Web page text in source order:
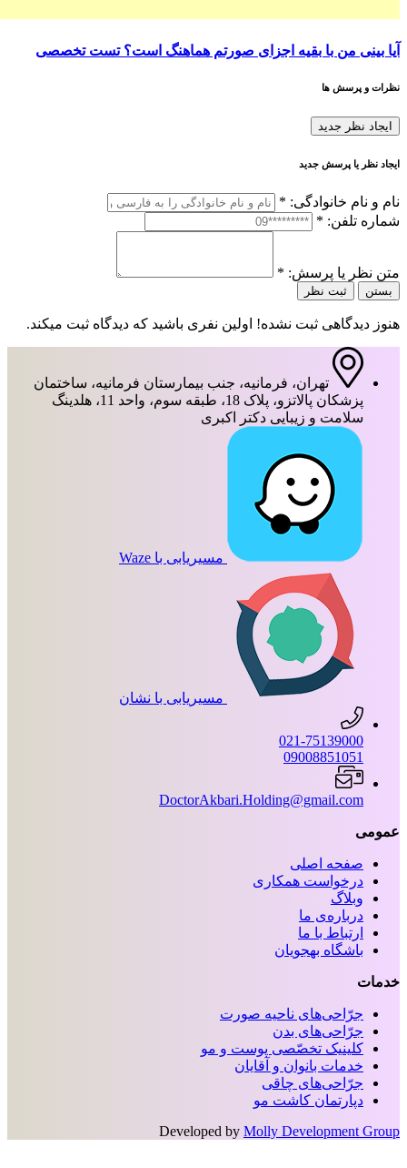
آیا بینی من با بقیه اجزای صورتم هماهنگ است؟ تست تخصصی
نظرات و پرسش ها
ایجاد نظر جدید
ایجاد نظر یا پرسش جدید
نام و نام خانوادگی: *
شماره تلفن: *
متن نظر یا پرسش: *
بستن ثبت نظر
هنوز دیدگاهی ثبت نشده! اولین نفری باشید که دیدگاه ثبت میکند.
تهران، فرمانیه، جنب بیمارستان فرمانیه، ساختمان
پزشکان پالاتزو، پلاک 18، طبقه سوم، واحد 11، هلدینگ
سلامت و زیبایی دکتر اکبری
مسیریابی با Waze
مسیریابی با نشان
021-75139000
09008851051
DoctorAkbari.Holding@gmail.com
عمومی
صفحه اصلی
درخواست همکاری
وبلاگ
درباره‌ی ما
ارتباط با ما
باشگاه بهجویان
خدمات
جرّاحی‌های ناحیه‌ صورت
جرّاحی‌های بدن
کلینیک تخصّصی پوست و مو
خدمات بانوان و آقایان
جرّاحی‌های چاقی
دپارتمان کاشت مو
Developed by Molly Development Group